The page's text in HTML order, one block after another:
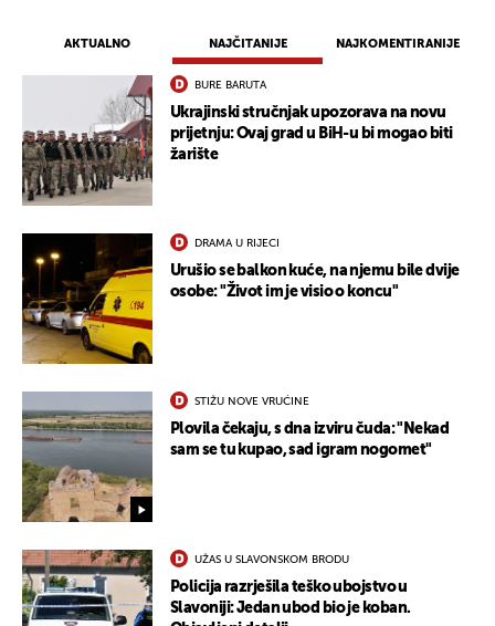
AKTUALNO NAJČITANIJE NAJKOMENTIRANIJE
BURE BARUTA
Ukrajinski stručnjak upozorava na novu
prijetnju: Ovaj grad u BiH-u bi mogao biti
žarište
DRAMA U RIJECI
Urušio se balkon kuće, na njemu bile dvije
osobe: "Život im je visio o koncu"
STIŽU NOVE VRUĆINE
Plovila čekaju, s dna izviru čuda: "Nekad
sam se tu kupao, sad igram nogomet"
UŽAS U SLAVONSKOM BRODU
Policija razrješila teško ubojstvo u
Slavoniji: Jedan ubod bio je koban.